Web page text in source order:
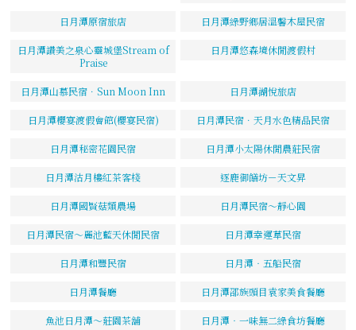
日月潭原宿旅店 日月潭綠野鄉居溫馨木屋民宿
日月潭讚美之泉心靈城堡Stream of
Praise
日月潭悠森境休閒渡假村
日月潭山慕民宿．Sun Moon Inn 日月潭湖悅旅店
日月潭櫻宴渡假會館(櫻宴民宿) 日月潭民宿．天月水色精品民宿
日月潭秘密花園民宿 日月潭小太陽休閒農莊民宿
日月潭沽月樓紅茶客棧 逐鹿御饍坊－天文昇
日月潭國賢菇類農場 日月潭民宿～靜心園
日月潭民宿～麗池藍天休閒民宿 日月潭幸運草民宿
日月潭和豐民宿 日月潭‧五船民宿
日月潭餐廳 日月潭邵族頭目袁家美食餐廳
魚池日月潭～莊園茶舖 日月潭‧一味無二綠食坊餐廳